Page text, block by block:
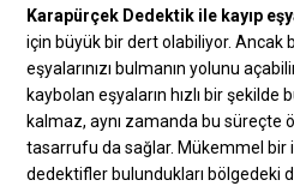
Karapürçek Dedektik ile kayıp
için büyük bir dert olabiliyor. Ancak
eşyalarınızı bulmanın yolunu
kaybolan eşyaların hızlı bir şekilde
kalmaz, aynı zamanda bu süreçte
tasarrufu da sağlar. Mükemmel bir
dedektifler bulundukları bölgedeki